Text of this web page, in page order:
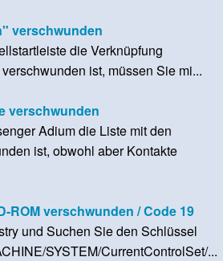
verschwunden
die Verknüpfung
ist, müssen Sie mi...
verschwunden
Adium die Liste mit den
ist, obwohl aber Kontakte
ROM verschwunden / Code 19
und Suchen Sie den Schlüssel
SYSTEM/CurrentControlSet/...